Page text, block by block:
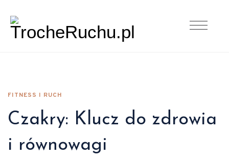
FITNESS I RUCH
Czakry: Klucz do zdrowia
i równowagi